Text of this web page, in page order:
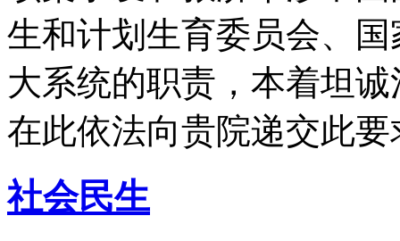
生和计划生育委员会、
大系统的职责，本着坦
在此依法向贵院递交此要
社会民生